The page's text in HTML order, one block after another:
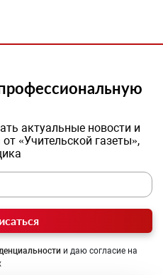
актуальные новости и
«Учительской газеты»,
и даю согласие на